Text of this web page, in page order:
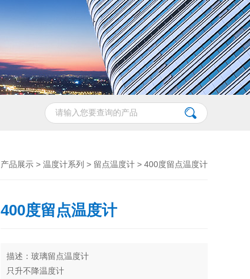
产品展示 > 温度计系列 > 留点温度计 > 400度留点温度计
400度留点温度计
描述：玻璃留点温度计
只升不降温度计